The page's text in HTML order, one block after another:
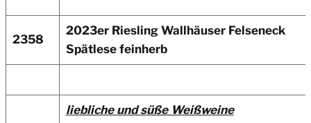
2358
2023er Riesling Wallhäuser Felseneck
Spätlese feinherb
liebliche und süße Weißweine